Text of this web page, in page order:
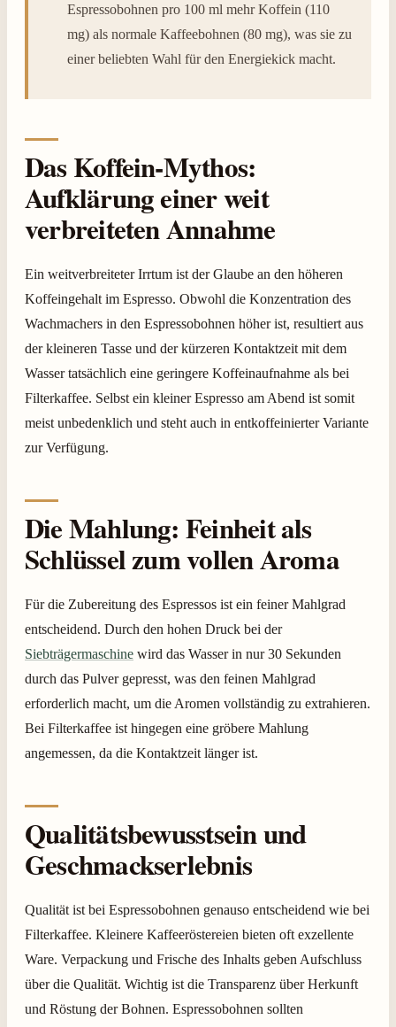
Espressobohnen pro 100 ml mehr Koffein (110
mg) als normale Kaffeebohnen (80 mg), was sie zu
einer beliebten Wahl für den Energiekick macht.
Das Koffein-Mythos:
Aufklärung einer weit
verbreiteten Annahme
Ein weitverbreiteter Irrtum ist der Glaube an den höheren
Koffeingehalt im Espresso. Obwohl die Konzentration des
Wachmachers in den Espressobohnen höher ist, resultiert aus
der kleineren Tasse und der kürzeren Kontaktzeit mit dem
Wasser tatsächlich eine geringere Koffeinaufnahme als bei
Filterkaffee. Selbst ein kleiner Espresso am Abend ist somit
meist unbedenklich und steht auch in entkoffeinierter Variante
zur Verfügung.
Die Mahlung: Feinheit als
Schlüssel zum vollen Aroma
Für die Zubereitung des Espressos ist ein feiner Mahlgrad
entscheidend. Durch den hohen Druck bei der
Siebträgermaschine wird das Wasser in nur 30 Sekunden
durch das Pulver gepresst, was den feinen Mahlgrad
erforderlich macht, um die Aromen vollständig zu extrahieren.
Bei Filterkaffee ist hingegen eine gröbere Mahlung
angemessen, da die Kontaktzeit länger ist.
Qualitätsbewusstsein und
Geschmackserlebnis
Qualität ist bei Espressobohnen genauso entscheidend wie bei
Filterkaffee. Kleinere Kaffeeröstereien bieten oft exzellente
Ware. Verpackung und Frische des Inhalts geben Aufschluss
über die Qualität. Wichtig ist die Transparenz über Herkunft
und Röstung der Bohnen. Espressobohnen sollten